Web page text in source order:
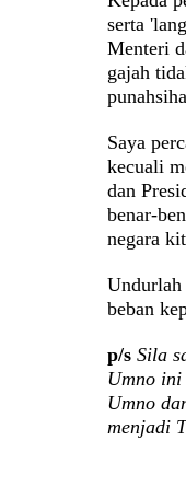
serta
Menteri
gajah
Saya
kecuali
dan
benar-
negara
Undurlah
beban
p/s Sila
Umno ini
Umno
menjadi